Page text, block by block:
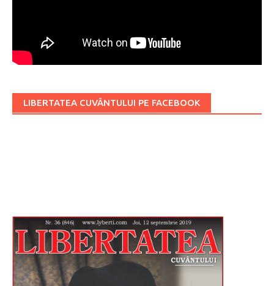
LIBERTATEA CUVÂNTULUI PE FACEBOOK